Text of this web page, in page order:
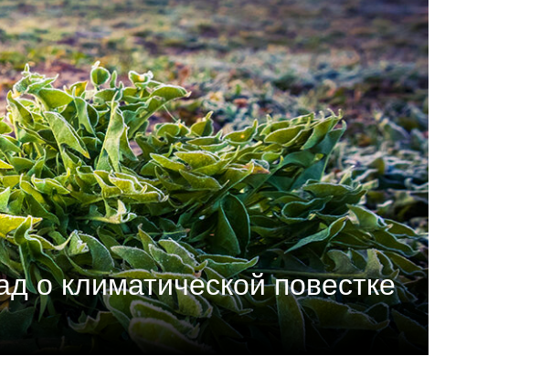
о климатической повестке
(РСПП) совместно с центром